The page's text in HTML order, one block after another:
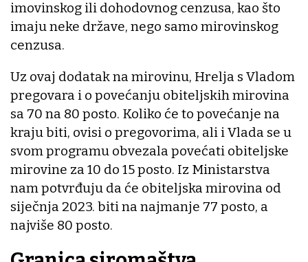
imovinskog ili dohodovnog cenzusa, kao što
imaju neke države, nego samo mirovinskog
cenzusa.
Uz ovaj dodatak na mirovinu, Hrelja s Vladom
pregovara i o povećanju obiteljskih mirovina
sa 70 na 80 posto. Koliko će to povećanje na
kraju biti, ovisi o pregovorima, ali i Vlada se u
svom programu obvezala povećati obiteljske
mirovine za 10 do 15 posto. Iz Ministarstva
nam potvrđuju da će obiteljska mirovina od
siječnja 2023. biti na najmanje 77 posto, a
najviše 80 posto.